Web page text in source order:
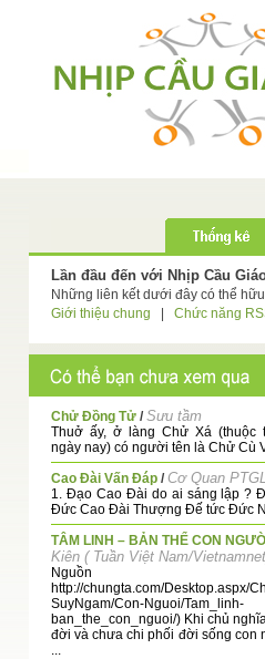
Lần đầu đến với Nhịp Cầu
Những liên kết dưới đây có thể
Giới thiệu chung
Chức năng
Chử Đồng Tử /Sưu tầm
Thuở ấy, ở làng Chử Xá (thuộc
ngày nay) có người tên là Chử Cù
Cao Đài Vấn Đáp /Cơ Quan
1. Đạo Cao Đài do ai sáng lập ?
Đức Cao Đài Thượng Đế tức Đức
TÂM LINH – BẢN THỂ CON
Kiên ( Tuần Việt Nam/
http://chungta.com/Desktop.aspx/
SuyNgam/Con-Nguoi/Tam_linh-
ban_the_con_nguoi/) Khi chủ
đời và chưa chi phối đời sống con
...